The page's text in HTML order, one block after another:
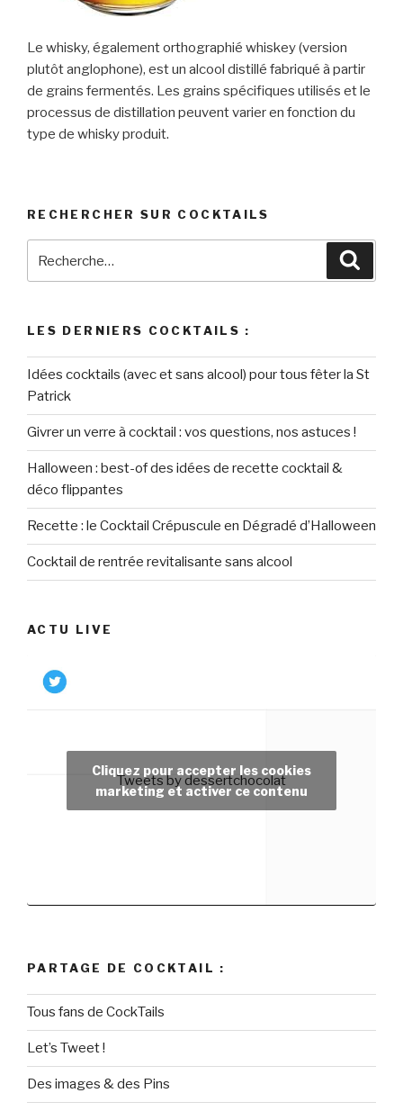
Le whisky, également orthographié whiskey (version
plutôt anglophone), est un alcool distillé fabriqué à partir
de grains fermentés. Les grains spécifiques utilisés et le
processus de distillation peuvent varier en fonction du
type de whisky produit.
RECHERCHER SUR COCKTAILS
pour
LES DERNIERS COCKTAILS :
Idées cocktails (avec et sans alcool) pour tous fêter la St
Patrick
Givrer un verre à cocktail : vos questions, nos astuces !
Halloween : best-of des idées de recette cocktail &
déco flippantes
Recette : le Cocktail Crépuscule en Dégradé d’Halloween
Cocktail de rentrée revitalisante sans alcool
ACTU LIVE
Tweets by dessertchocolat
Cliquez pour accepter les cookies
marketing et activer ce contenu
PARTAGE DE COCKTAIL :
Tous fans de CockTails
Let’s Tweet !
Des images & des Pins